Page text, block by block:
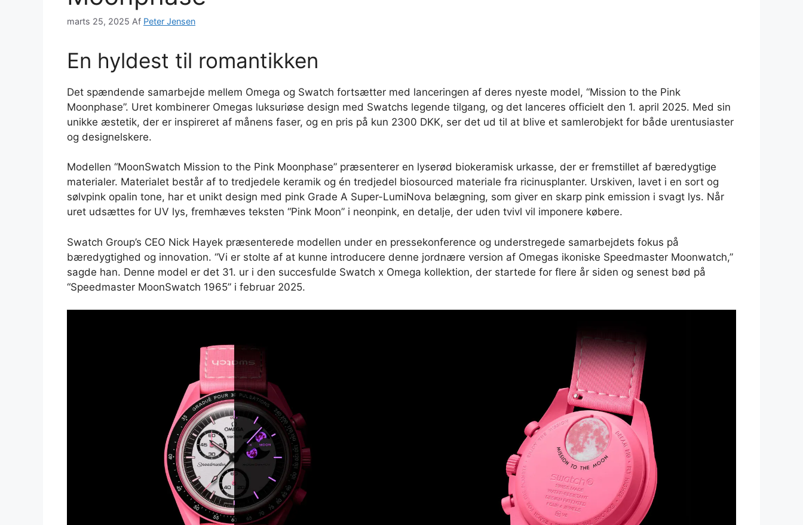
marts 25, 2025 Af Peter Jensen
En hyldest til romantikken
Det spændende samarbejde mellem Omega og Swatch fortsætter med lanceringen af deres nyeste model, “Mission to the Pink
Moonphase”. Uret kombinerer Omegas luksuriøse design med Swatchs legende tilgang, og det lanceres officielt den 1. april 2025. Med sin
unikke æstetik, der er inspireret af månens faser, og en pris på kun 2300 DKK, ser det ud til at blive et samlerobjekt for både urentusiaster
og designelskere.
Modellen “MoonSwatch Mission to the Pink Moonphase” præsenterer en lyserød biokeramisk urkasse, der er fremstillet af bæredygtige
materialer. Materialet består af to tredjedele keramik og én tredjedel biosourced materiale fra ricinusplanter. Urskiven, lavet i en sort og
sølvpink opalin tone, har et unikt design med pink Grade A Super-LumiNova belægning, som giver en skarp pink emission i svagt lys. Når
uret udsættes for UV lys, fremhæves teksten “Pink Moon” i neonpink, en detalje, der uden tvivl vil imponere købere.
Swatch Group’s CEO Nick Hayek præsenterede modellen under en pressekonference og understregede samarbejdets fokus på
bæredygtighed og innovation. “Vi er stolte af at kunne introducere denne jordnære version af Omegas ikoniske Speedmaster Moonwatch,”
sagde han. Denne model er det 31. ur i den succesfulde Swatch x Omega kollektion, der startede for flere år siden og senest bød på
“Speedmaster MoonSwatch 1965” i februar 2025.